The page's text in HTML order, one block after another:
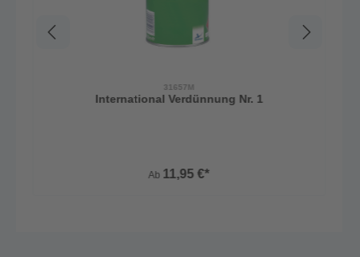
31657M
International Verdünnung Nr. 1
Ab 11,95 €*